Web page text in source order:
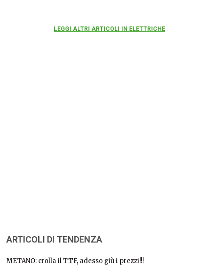
LEGGI ALTRI ARTICOLI IN ELETTRICHE
ARTICOLI DI TENDENZA
METANO: crolla il TTF, adesso giù i prezzi!!!